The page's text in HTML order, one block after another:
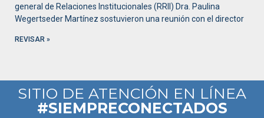
general de Relaciones Institucionales (RRII) Dra. Paulina
Wegertseder Martínez sostuvieron una reunión con el director
REVISAR »
SITIO DE ATENCIÓN EN LÍNEA
#SIEMPRECONECTADOS